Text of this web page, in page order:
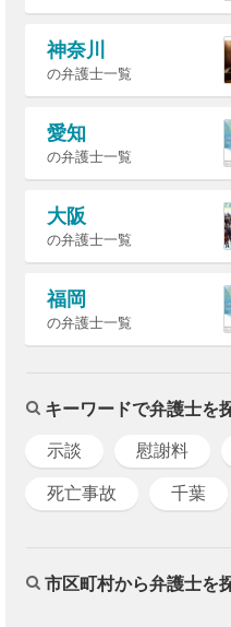
神奈川
の弁護士一覧
愛知
の弁護士一覧
大阪
の弁護士一覧
福岡
の弁護士一覧
キーワードで弁護士を
示談 慰謝料
死亡事故 千葉
市区町村から弁護士を